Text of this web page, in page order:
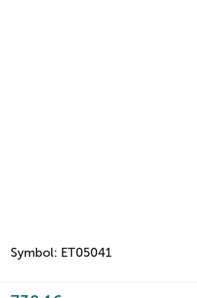
Symbol: ET05041